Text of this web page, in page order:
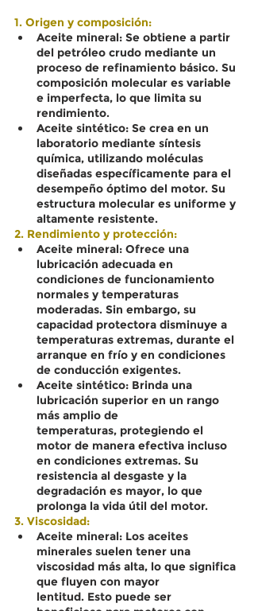
1. Origen y composición:
Aceite mineral: Se obtiene a partir
del petróleo crudo mediante un
proceso de refinamiento básico. Su
composición molecular es variable
e imperfecta, lo que limita su
rendimiento.
Aceite sintético: Se crea en un
laboratorio mediante síntesis
química, utilizando moléculas
diseñadas específicamente para el
desempeño óptimo del motor. Su
estructura molecular es uniforme y
altamente resistente.
2. Rendimiento y protección:
Aceite mineral: Ofrece una
lubricación adecuada en
condiciones de funcionamiento
normales y temperaturas
moderadas. Sin embargo, su
capacidad protectora disminuye a
temperaturas extremas, durante el
arranque en frío y en condiciones
de conducción exigentes.
Aceite sintético: Brinda una
lubricación superior en un rango
más amplio de
temperaturas, protegiendo el
motor de manera efectiva incluso
en condiciones extremas. Su
resistencia al desgaste y la
degradación es mayor, lo que
prolonga la vida útil del motor.
3. Viscosidad:
Aceite mineral: Los aceites
minerales suelen tener una
viscosidad más alta, lo que significa
que fluyen con mayor
lentitud. Esto puede ser